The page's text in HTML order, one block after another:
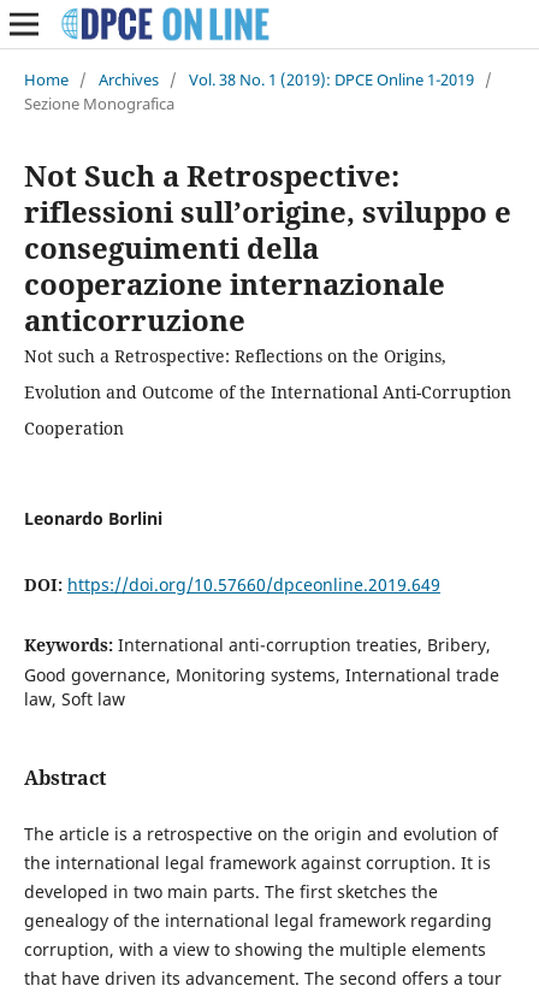
Home / Archives / Vol. 38 No. 1 (2019): DPCE Online 1-2019 /
Sezione Monografica
Not Such a Retrospective:
riflessioni sull’origine, sviluppo e
conseguimenti della
cooperazione internazionale
anticorruzione
Not such a Retrospective: Reflections on the Origins,
Evolution and Outcome of the International Anti-Corruption
Cooperation
Leonardo Borlini
DOI: https://doi.org/10.57660/dpceonline.2019.649
Keywords: International anti-corruption treaties, Bribery,
Good governance, Monitoring systems, International trade
law, Soft law
Abstract
The article is a retrospective on the origin and evolution of
the international legal framework against corruption. It is
developed in two main parts. The first sketches the
genealogy of the international legal framework regarding
corruption, with a view to showing the multiple elements
that have driven its advancement. The second offers a tour